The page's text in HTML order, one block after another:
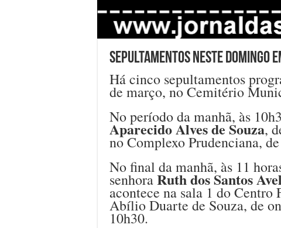
Sepultamentos neste domingo
Há cinco sepultamentos
de março, no Cemitério
No período da manhã, às
Aparecido Alves de Souza,
no Complexo Prudenciana,
No final da manhã, às 11
senhoraRuth dos Santos
acontece na sala 1 do
Abílio Duarte de Souza, de
10h30.